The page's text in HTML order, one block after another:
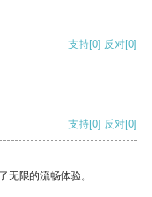
支持[0] 反对[0]
支持[0] 反对[0]
无限的流畅体验。